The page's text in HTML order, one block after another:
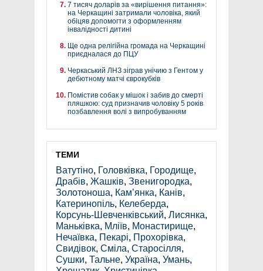
7 тисяч доларів за «вирішення питання»:
на Черкащині затримали чоловіка, який
обіцяв допомогти з оформленням
інвалідності дитині
Ще одна релігійна громада на Черкащині
приєдналася до ПЦУ
Черкаський ЛНЗ зіграв унічию з Гентом у
дебютному матчі єврокубків
Помістив собак у мішок і забив до смерті
пляшкою: суд призначив чоловіку 5 років
позбавлення волі з випробуванням
ТЕМИ
Ватутіно, Головківка, Городище,
Драбів, Жашків, Звенигородка,
Золотоноша, Кам’янка, Канів,
Катеринопіль, Келеберда,
Корсунь-Шевченківський, Лисянка,
Маньківка, Мліїв, Монастирище,
Нечаївка, Пекарі, Прохорівка,
Свидівок, Сміла, Старосілля,
Сушки, Тальне, Україна, Умань,